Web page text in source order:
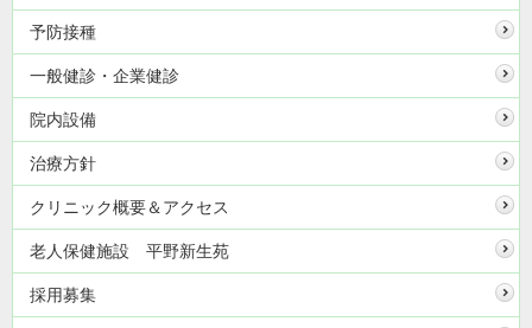
予防接種
一般健診・企業健診
院内設備
治療方針
クリニック概要＆アクセス
老人保健施設 平野新生苑
採用募集